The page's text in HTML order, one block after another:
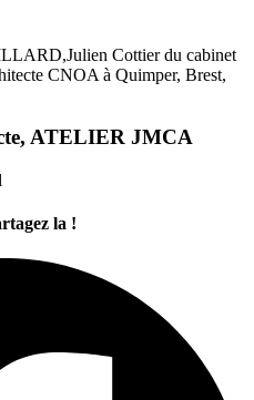
Cottier du cabinet
CNOA à Quimper, Brest,
ATELIER JMCA
la !